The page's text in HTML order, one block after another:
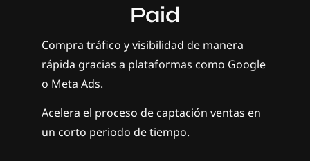
Paid
Compra tráfico y visibilidad de manera
rápida gracias a plataformas como Google
o Meta Ads.
Acelera el proceso de captación ventas en
un corto periodo de tiempo.